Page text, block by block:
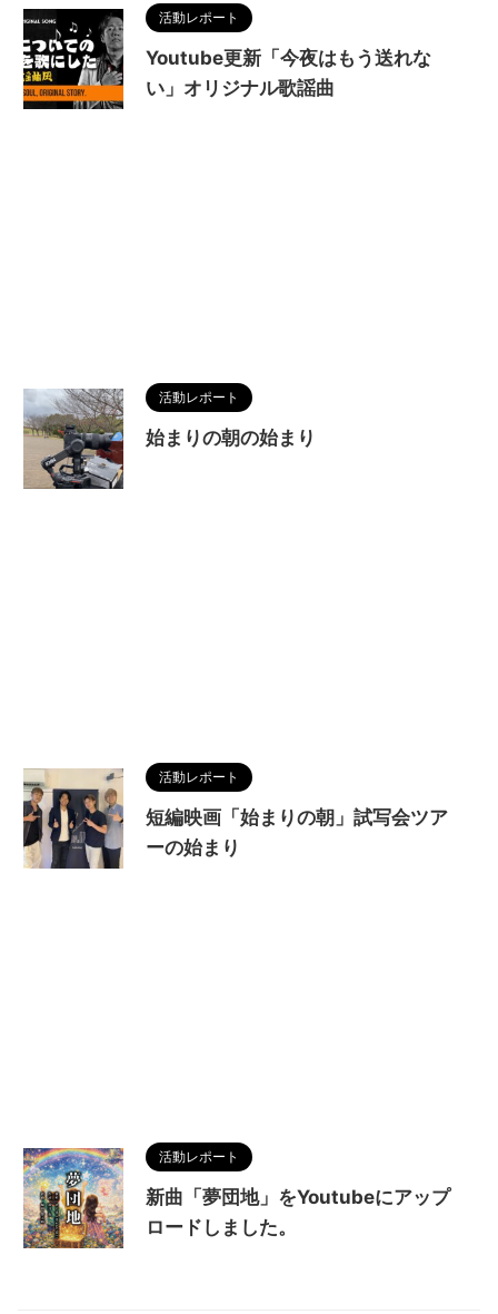
活動レポート
Youtube更新「今夜はもう送れな
い」オリジナル歌謡曲
活動レポート
始まりの朝の始まり
活動レポート
短編映画「始まりの朝」試写会ツア
ーの始まり
活動レポート
新曲「夢団地」をYoutubeにアップ
ロードしました。